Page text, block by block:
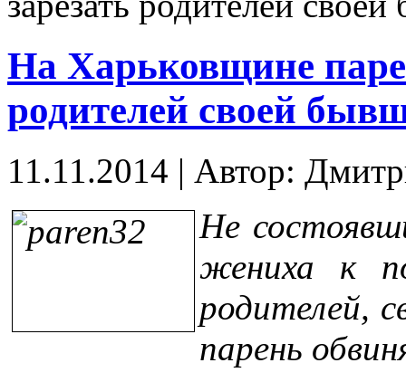
На Харьковщине
родителей своей
11.11.2014 | Автор:
Не
жениха к
родителей,
парень